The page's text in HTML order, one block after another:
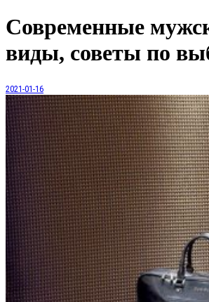
Современные
виды, советы по
2021-01-16